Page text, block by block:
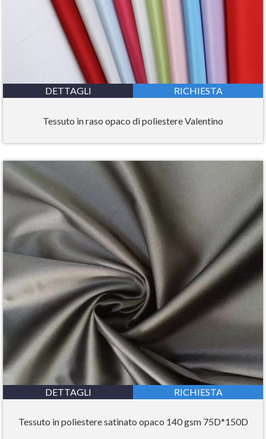
DETTAGLI RICHIESTA
Tessuto in raso opaco di poliestere Valentino
DETTAGLI RICHIESTA
Tessuto in poliestere satinato opaco 140 gsm 75D*150D